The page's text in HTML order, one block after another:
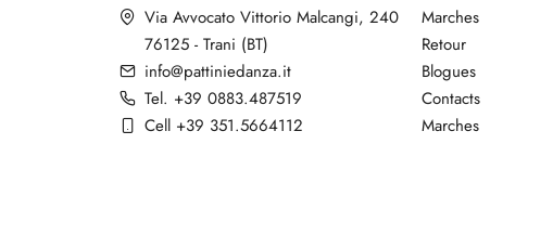
Via Avvocato Vittorio Malcangi, 240
76125 - Trani (BT)
info@pattiniedanza.it
Tel. +39 0883.487519
Cell +39 351.5664112
Marches
Retour
Blogues
Contacts
Marches